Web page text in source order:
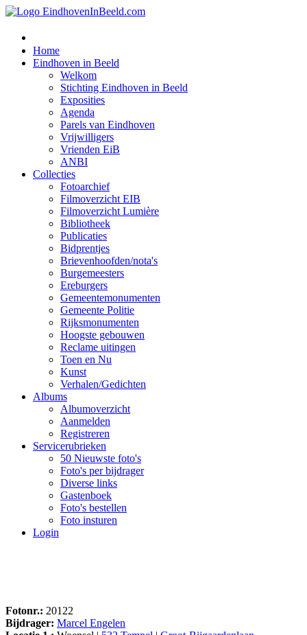
Home
Eindhoven in Beeld
Welkom
Stichting Eindhoven in Beeld
Exposities
Agenda
Parels van Eindhoven
Vrijwilligers
Vrienden EiB
ANBI
Collecties
Fotoarchief
Filmoverzicht EIB
Filmoverzicht Lumière
Bibliotheek
Publicaties
Bidprentjes
Brievenhoofden/nota's
Burgemeesters
Ereburgers
Gemeentemonumenten
Gemeente Politie
Rijksmonumenten
Hoogste gebouwen
Reclame uitingen
Toen en Nu
Kunst
Verhalen/Gedichten
Albums
Albumoverzicht
Aanmelden
Registreren
Servicerubrieken
50 Nieuwste foto's
Foto's per bijdrager
Diverse links
Gastenboek
Foto's bestellen
Foto insturen
Login
Fotonr.: 20122
Bijdrager: Marcel Engelen